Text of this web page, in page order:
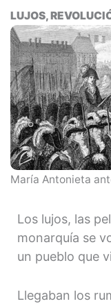
LUJOS,
María Antonieta
Los lujos, las
monarquía se
un pueblo que
Llegaban los